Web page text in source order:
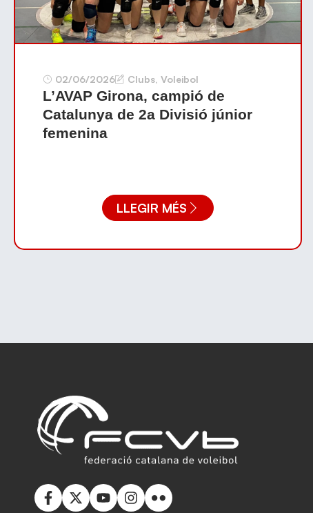
02/06/2026 Clubs, Voleibol
L’AVAP Girona, campió de
Catalunya de 2a Divisió júnior
femenina
LLEGIR MÉS